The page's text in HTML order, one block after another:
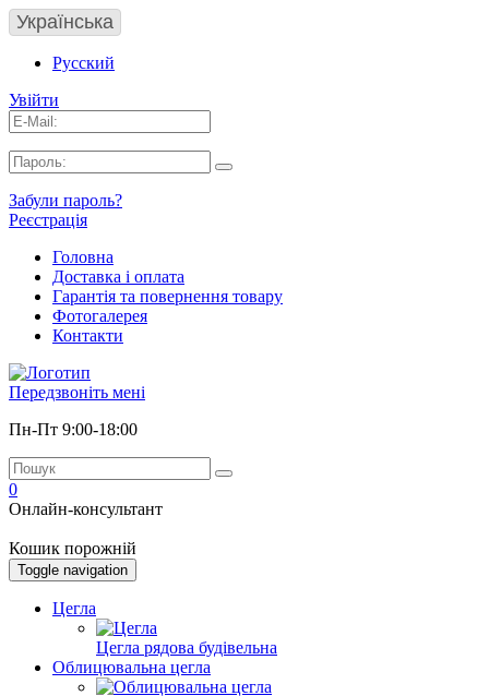
Українська
Русский
Увійти
Забули пароль?
Реєстрація
Головна
Доставка і оплата
Гарантія та повернення товару
Фотогалерея
Контакти
Передзвоніть мені
Пн-Пт 9:00-18:00
0
Онлайн-консультант
Кошик порожній
Toggle navigation
Цегла
Цегла рядова будівельна
Облицювальна цегла